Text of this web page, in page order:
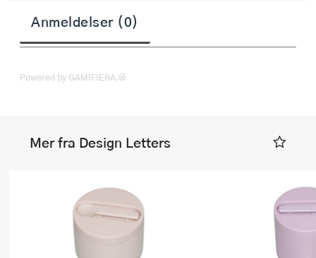
Anmeldelser (0)
Powered by GAMIFIERA.®
Mer fra Design Letters